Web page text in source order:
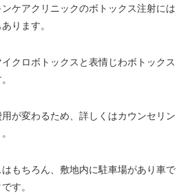
ケアクリニックのボトックス注射には
ります。
クロボトックスと表情じわボトックス
が変わるため、詳しくはカウンセリン
もちろん、敷地内に駐車場があり車で
す。